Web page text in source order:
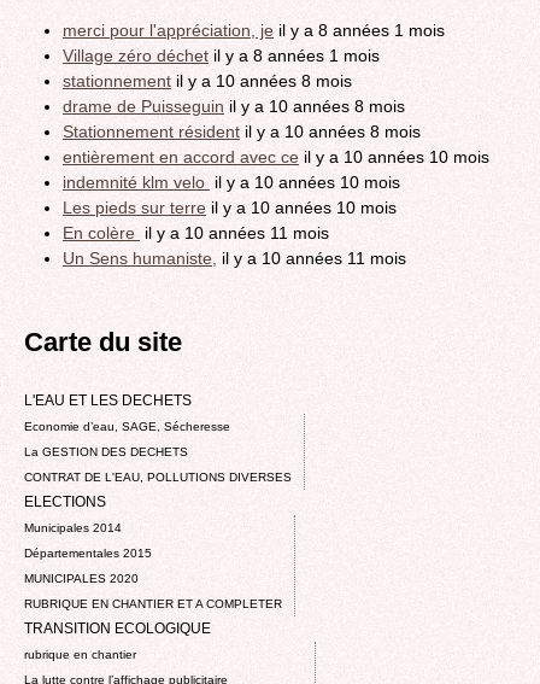
merci pour l'appréciation, je il y a 8 années 1 mois
Village zéro déchet il y a 8 années 1 mois
stationnement il y a 10 années 8 mois
drame de Puisseguin il y a 10 années 8 mois
Stationnement résident il y a 10 années 8 mois
entièrement en accord avec ce il y a 10 années 10 mois
indemnité klm velo il y a 10 années 10 mois
Les pieds sur terre il y a 10 années 10 mois
En colère il y a 10 années 11 mois
Un Sens humaniste, il y a 10 années 11 mois
Carte du site
L'EAU ET LES DECHETS
Economie d’eau, SAGE, Sécheresse
La GESTION DES DECHETS
CONTRAT DE L'EAU, POLLUTIONS DIVERSES
ELECTIONS
Municipales 2014
Départementales 2015
MUNICIPALES 2020
RUBRIQUE EN CHANTIER ET A COMPLETER
TRANSITION ECOLOGIQUE
rubrique en chantier
La lutte contre l’affichage publicitaire